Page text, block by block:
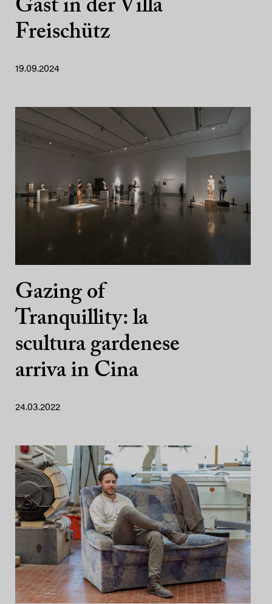
Gast in der Villa
Freischütz
19.09.2024
Gazing of
Tranquillity: la
scultura gardenese
arriva in Cina
24.03.2022